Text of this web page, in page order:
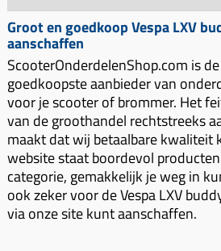
Groot en goedkoop Vespa LXV
aanschaffen
ScooterOnderdelenShop.com is
goedkoopste aanbieder van
voor je scooter of brommer. Het
van de groothandel rechtstreeks
maakt dat wij betaalbare kwaliteit
website staat boordevol
categorie, gemakkelijk je weg in
ook zeker voor de Vespa LXV
via onze site kunt aanschaffen.